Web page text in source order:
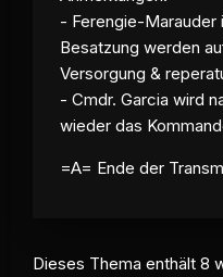
- Ferengie-Marauder
Besatzung werden
Versorgung &
- Cmdr. Garcia wird
wieder das
=A= Ende der
Dieses Thema enthält 8